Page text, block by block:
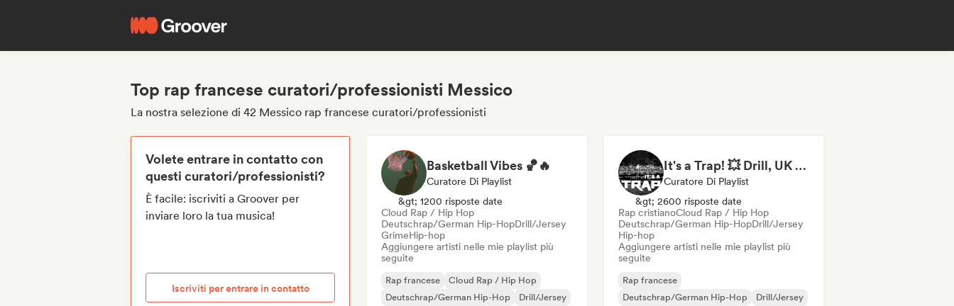
Top rap francese curatori/professionisti Messico
La nostra selezione di 42 Messico rap francese curatori/professionisti
Volete entrare in contatto con
questi curatori/professionisti?
È facile: iscriviti a Groover per
inviare loro la tua musica!
Iscriviti per entrare in contatto
Basketball Vibes 🏀🔥
Curatore Di Playlist
&gt; 1200 risposte date
Cloud Rap / Hip Hop
Deutschrap/German Hip-HopDrill/Jersey
GrimeHip-hop
Aggiungere artisti nelle mie playlist più
seguite
Rap francese
Cloud Rap / Hip Hop
Deutschrap/German Hip-Hop
Drill/Jersey
It's a Trap! 💥 Drill, UK Drill & Hard-Hitting Trap
Curatore Di Playlist
&gt; 2600 risposte date
Rap cristianoCloud Rap / Hip Hop
Deutschrap/German Hip-HopDrill/Jersey
Hip-hop
Aggiungere artisti nelle mie playlist più
seguite
Rap francese
Deutschrap/German Hip-Hop
Drill/Jersey